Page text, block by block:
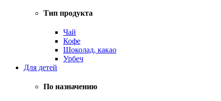
Тип продукта
Чай
Кофе
Шоколад, какао
Урбеч
Для детей
По назначению